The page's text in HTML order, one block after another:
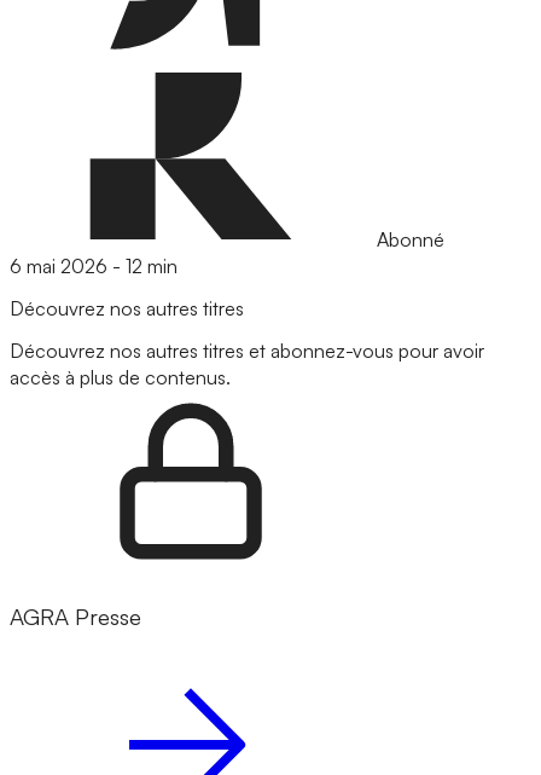
Abonné
6 mai 2026 - 12 min
Découvrez nos autres titres
Découvrez nos autres titres et abonnez-vous pour avoir
accès à plus de contenus.
AGRA Presse